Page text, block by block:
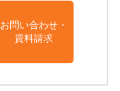
お問い合わせ・
資料請求